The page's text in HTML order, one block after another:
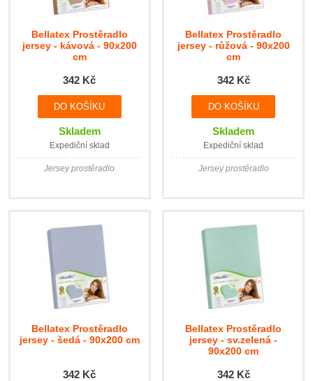
Bellatex Prostěradlo
jersey - kávová - 90x200
cm
342 Kč
Skladem
Expediční sklad
Jersey prostěradlo
Bellatex Prostěradlo
jersey - růžová - 90x200
cm
342 Kč
Skladem
Expediční sklad
Jersey prostěradlo
Bellatex Prostěradlo
jersey - šedá - 90x200 cm
342 Kč
Bellatex Prostěradlo
jersey - sv.zelená -
90x200 cm
342 Kč